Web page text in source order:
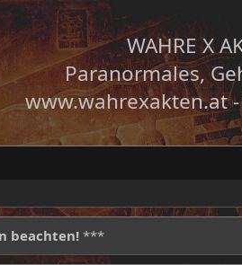
WAHRE X
Paranormales,
www.wahrexakten.at
beachten! ***